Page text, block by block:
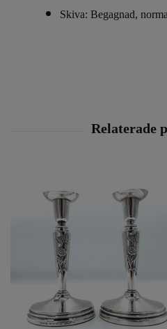
Skiva: Begagnad,